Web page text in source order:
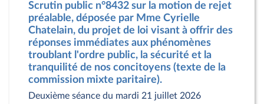
Scrutin public n°8432 sur la motion de rejet
préalable, déposée par Mme Cyrielle
Chatelain, du projet de loi visant à offrir des
réponses immédiates aux phénomènes
troublant l'ordre public, la sécurité et la
tranquilité de nos concitoyens (texte de la
commission mixte paritaire).
Deuxième séance du mardi 21 juillet 2026